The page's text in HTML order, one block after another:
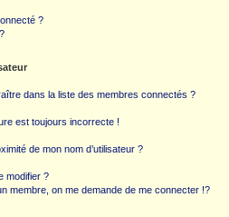
?
dans la liste des membres connectés ?
est toujours incorrecte !
de mon nom d’utilisateur ?
modifier ?
membre, on me demande de me connecter !?